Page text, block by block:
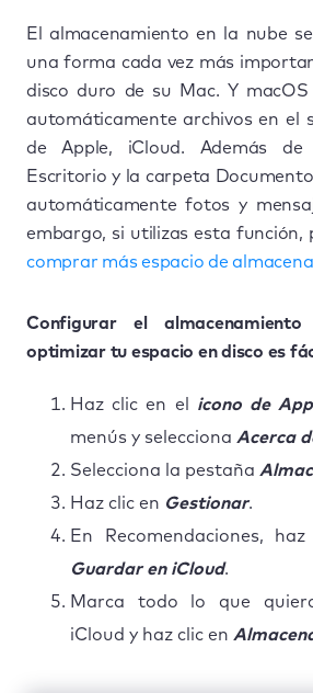
El almacenamiento en la nube
una forma cada vez más
disco duro de su Mac. Y
automáticamente archivos en el
de Apple, iCloud. Además de
Escritorio y la carpeta
automáticamente fotos y
embargo, si utilizas esta función,
comprar más espacio de
Configurar el
optimizar tu espacio en disco es
Haz clic en el icono de
menús y selecciona Acerca
Selecciona la pestaña
Haz clic en Gestionar.
En Recomendaciones,
Guardar en iCloud.
Marca todo lo que
iCloud y haz clic en